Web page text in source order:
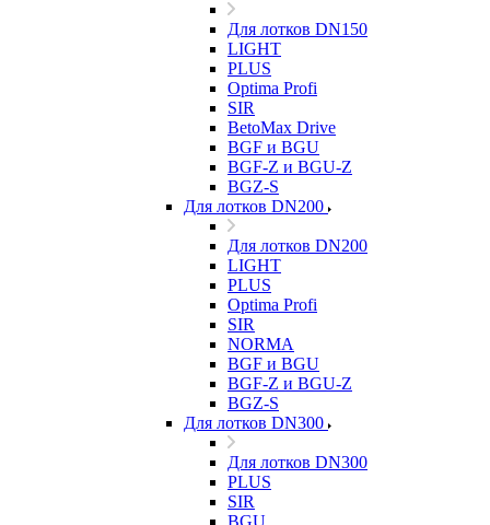
Для лотков DN150
LIGHT
PLUS
Optima Profi
SIR
BetoMax Drive
BGF и BGU
BGF-Z и BGU-Z
BGZ-S
Для лотков DN200
Для лотков DN200
LIGHT
PLUS
Optima Profi
SIR
NORMA
BGF и BGU
BGF-Z и BGU-Z
BGZ-S
Для лотков DN300
Для лотков DN300
PLUS
SIR
BGU